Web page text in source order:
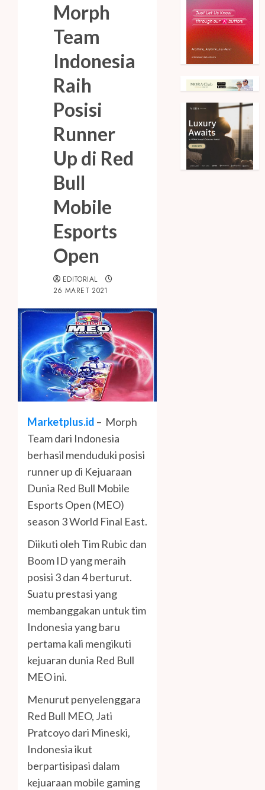
Morph
Team
Indonesia
Raih
Posisi
Runner
Up di Red
Bull
Mobile
Esports
Open
EDITORIAL
26 MARET 2021
Marketplus.id – Morph
Team dari Indonesia
berhasil menduduki posisi
runner up di Kejuaraan
Dunia Red Bull Mobile
Esports Open (MEO)
season 3 World Final East.
Diikuti oleh Tim Rubic dan
Boom ID yang meraih
posisi 3 dan 4 berturut.
Suatu prestasi yang
membanggakan untuk tim
Indonesia yang baru
pertama kali mengikuti
kejuaran dunia Red Bull
MEO ini.
Menurut penyelenggara
Red Bull MEO, Jati
Pratcoyo dari Mineski,
Indonesia ikut
berpartisipasi dalam
kejuaraan mobile gaming